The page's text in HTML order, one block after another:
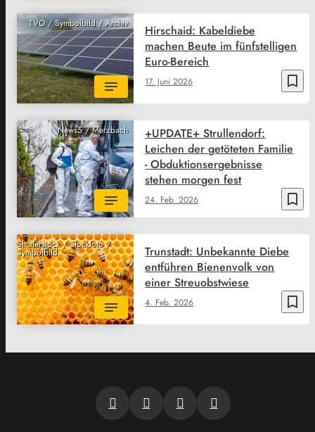
TVO / Symbolbild / Archiv
bookmark_border
17. Juni 2026
Hirschaid: Kabeldiebe
machen Beute im fünfstelligen
Euro-Bereich
News5 / Merzbach
bookmark_border
24. Feb. 2026
+UPDATE+ Strullendorf:
Leichen der getöteten Familie
- Obduktionsergebnisse
stehen morgen fest
Shutterstock / Stockfoto /
Symbolbild
bookmark_border
4. Feb. 2026
Trunstadt: Unbekannte Diebe
entführen Bienenvolk von
einer Streuobstwiese